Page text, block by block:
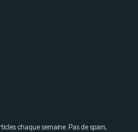
chaque semaine. Pas de spam,